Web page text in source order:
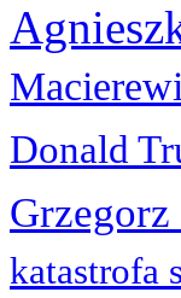
Donald
Grzegorz
katastrofa